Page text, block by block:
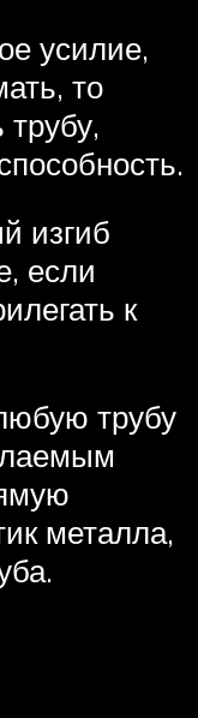
усилие,
то
трубу,
изгиб
если
к
трубу
металла,